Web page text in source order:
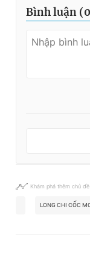
Bình luận (0
Khám phá thêm chủ đề
LONG CHI CỐC